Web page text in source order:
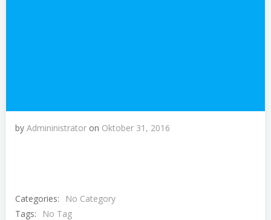
by Admininistrator on Oktober 31, 2016
Categories:
No Category
Tags:
No Tag